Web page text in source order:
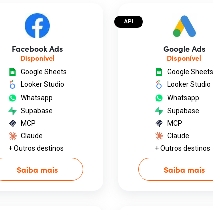
Facebook Ads
Disponível
Google Sheets
Looker Studio
Whatsapp
Supabase
MCP
Claude
+ Outros destinos
Saiba mais
API
Google Ads
Disponível
Google Sheets
Looker Studio
Whatsapp
Supabase
MCP
Claude
+ Outros destinos
Saiba mais